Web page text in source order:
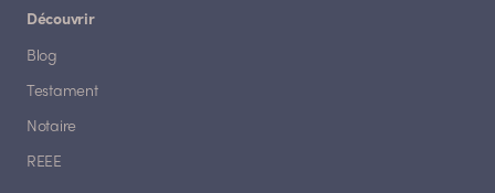
Découvrir
Blog
Testament
Notaire
REEE